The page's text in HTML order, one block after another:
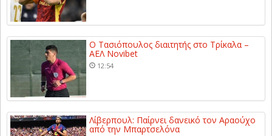
Ο Τασιόπουλος διαιτητής στο Τρίκαλα –
ΑΕΛ Novibet
12:54
Λίβερπουλ: Παίρνει δανεικό τον Αραούχο
από την Μπαρτσελόνα